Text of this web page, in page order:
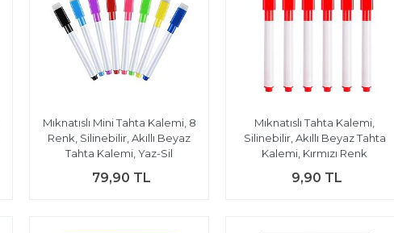
Mıknatıslı Mini Tahta Kalemi, 8
Renk, Silinebilir, Akıllı Beyaz
Tahta Kalemi, Yaz-Sil
79,90 TL
Mıknatıslı Tahta Kalemi,
Silinebilir, Akıllı Beyaz Tahta
Kalemi, Kırmızı Renk
9,90 TL